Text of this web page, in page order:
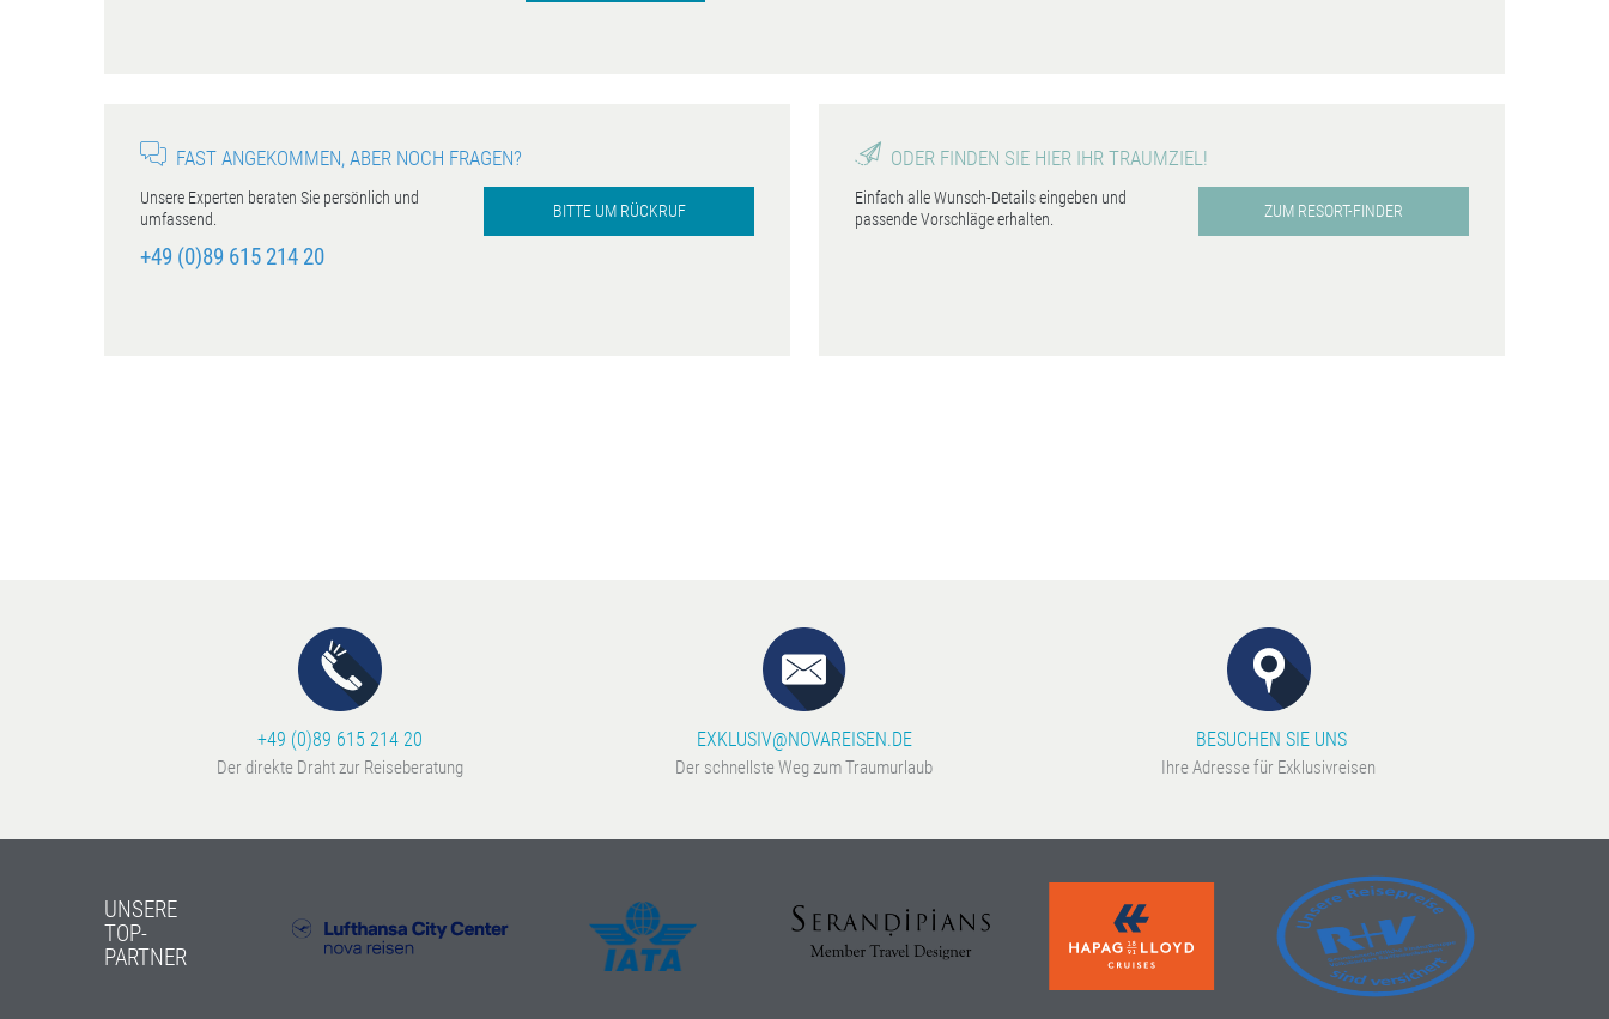
FAST ANGEKOMMEN, ABER NOCH FRAGEN?
Unsere Experten beraten Sie persönlich und
umfassend.
+49 (0)89 615 214 20
BITTE UM RÜCKRUF
ODER FINDEN SIE HIER IHR TRAUMZIEL!
Einfach alle Wunsch-Details eingeben und
passende Vorschläge erhalten.
ZUM RESORT-FINDER
+49 (0)89 615 214 20
Der direkte Draht zur Reiseberatung
EXKLUSIV@NOVAREISEN.DE
Der schnellste Weg zum Traumurlaub
BESUCHEN SIE UNS
Ihre Adresse für Exklusivreisen
UNSERE
TOP-
PARTNER